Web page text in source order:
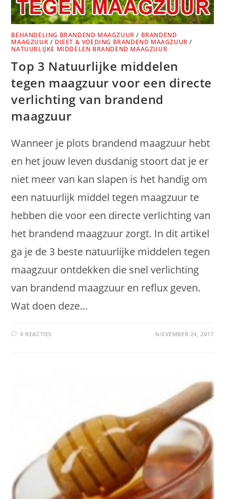
BEHANDELING BRANDEND MAAGZUUR / BRANDEND
MAAGZUUR / DIEET & VOEDING BRANDEND MAAGZUUR /
NATUURLIJKE MIDDELEN BRANDEND MAAGZUUR
Top 3 Natuurlijke middelen
tegen maagzuur voor een directe
verlichting van brandend
maagzuur
Wanneer je plots brandend maagzuur hebt
en het jouw leven dusdanig stoort dat je er
niet meer van kan slapen is het handig om
een natuurlijk middel tegen maagzuur te
hebben die voor een directe verlichting van
het brandend maagzuur zorgt. In dit artikel
ga je de 3 beste natuurlijke middelen tegen
maagzuur ontdekken die snel verlichting
van brandend maagzuur en reflux geven.
Wat doen deze…
0 REACTIES NOVEMBER 24, 2017